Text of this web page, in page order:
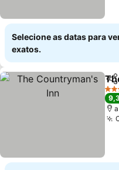
Selecione as datas para
exatos.
3